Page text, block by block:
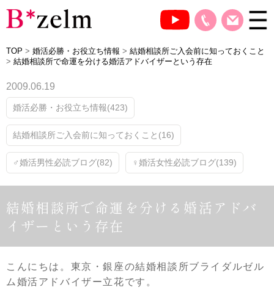
TOP > 婚活必勝・お役立ち情報 > 結婚相談所ご入会前に知っておくこと
> 結婚相談所で命運を分ける婚活アドバイザーという存在
2009.06.19
婚活必勝・お役立ち情報(423)
結婚相談所ご入会前に知っておくこと(16)
♂婚活男性必読ブログ(82) ♀婚活女性必読ブログ(139)
結婚相談所で命運を分ける婚活アドバ
イザーという存在
こんにちは。東京・銀座の結婚相談所ブライダルゼル
ム婚活アドバイザー立花です。